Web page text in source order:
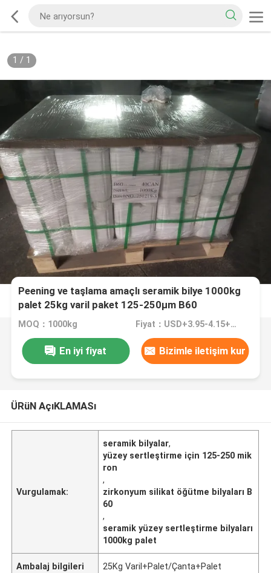
1 / 1
Peening ve taşlama amaçlı seramik bilye 1000kg
palet 25kg varil paket 125-250μm B60
MOQ：1000kg Fiyat：USD+3.95-4.15+Kg
En iyi fiyat Bizimle iletişim kur
ÜRüN AçıKLAMASı
Vurgulamak:
seramik bilyalar,
yüzey sertleştirme için 125-250 mik
ron
,
zirkonyum silikat öğütme bilyaları B
60
,
seramik yüzey sertleştirme bilyaları
1000kg palet
Ambalaj bilgileri 25Kg Varil+Palet/Çanta+Palet